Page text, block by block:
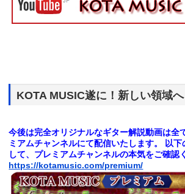
KOTA MUSIC遂に！新しい領域へ
今後は完全オリジナルなギター解説動画は全
ミアムチャンネルにて配信いたします。
以下
して、プレミアムチャンネルの本気をご確認
https://kotamusic.com/premium/